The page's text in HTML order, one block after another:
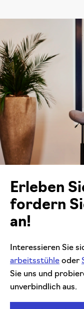
Erleben
fordern
an!
Interessieren Sie
arbeitsstühle oder
Sie uns und
unverbindlich aus.